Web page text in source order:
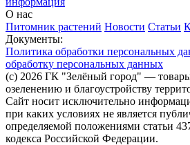
О нас
Питомник растений Новости Статьи
Документы:
Политика обработки персональных
обработку персональных данных
(c) 2026 ГК "Зелёный город" —
озеленению и благоустройству
Сайт носит исключительно
при каких условиях не является
определяемой положениями статьи
кодекса Российской Федерации.